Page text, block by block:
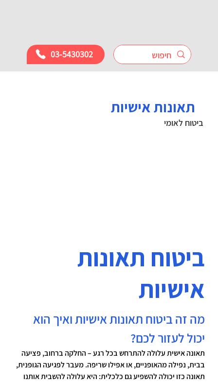
03-5430302
תאונות אישיות
ביטוח לאומי
ביטוח תאונות
אישיות
מה זה ביטוח תאונות אישיות ואיך הוא
יכול לעזור לכם?
תאונה אישית עלולה להתרחש בכל רגע – החלקה ברחוב, פציעה
בבית, נפילה מהאופניים, או אפילו שריפה. מעבר לפגיעה הגופנית,
תאונה כזו יכולה להשפיע גם כלכלית: היא עלולה להשבית אותנו